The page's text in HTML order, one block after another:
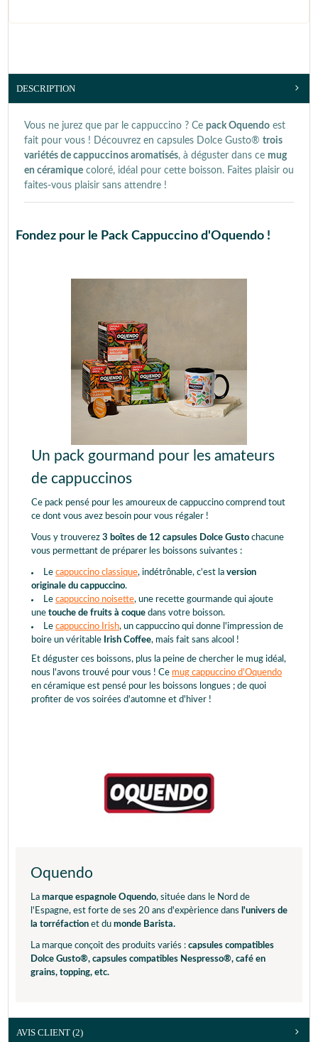
DESCRIPTION
Vous ne jurez que par le cappuccino ? Ce pack Oquendo est
fait pour vous ! Découvrez en capsules Dolce Gusto® trois
variétés de cappuccinos aromatisés, à déguster dans ce mug
en céramique coloré, idéal pour cette boisson. Faites plaisir ou
faites-vous plaisir sans attendre !
Fondez pour le Pack Cappuccino d'Oquendo !
Un pack gourmand pour les amateurs
de cappuccinos
Ce pack pensé pour les amoureux de cappuccino comprend tout
ce dont vous avez besoin pour vous régaler !
Vous y trouverez 3 boîtes de 12 capsules Dolce Gusto chacune
vous permettant de préparer les boissons suivantes :
Le cappuccino classique, indétrônable, c'est la version
originale du cappuccino.
Le cappuccino noisette, une recette gourmande qui ajoute
une touche de fruits à coque dans votre boisson.
Le cappuccino Irish, un cappuccino qui donne l'impression de
boire un véritable Irish Coffee, mais fait sans alcool !
Et déguster ces boissons, plus la peine de chercher le mug idéal,
nous l'avons trouvé pour vous ! Ce mug cappuccino d'Oquendo
en céramique est pensé pour les boissons longues ; de quoi
profiter de vos soirées d'automne et d'hiver !
Oquendo
La marque espagnole Oquendo, située dans le Nord de
l'Espagne, est forte de ses 20 ans d'expèrience dans l'univers de
la torréfaction et du monde Barista.
La marque conçoit des produits variés : capsules compatibles
Dolce Gusto®, capsules compatibles Nespresso®, café en
grains, topping, etc.
AVIS CLIENT (2)